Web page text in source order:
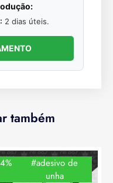
2 dias úteis.
também
#adesivo de
unha